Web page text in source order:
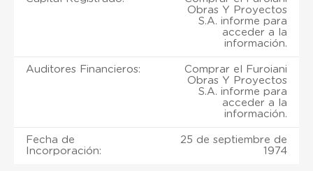
Obras Y Proyectos
S.A. informe para
acceder a la
información.
Auditores Financieros:
Comprar el Furoiani
Obras Y Proyectos
S.A. informe para
acceder a la
información.
Fecha de
Incorporación:
25 de septiembre de
1974